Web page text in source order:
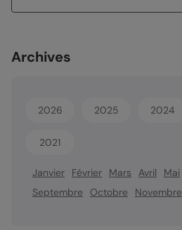
Archives
2026 2025 2024
2021
Janvier Février Mars Avril Mai
Septembre
Octobre Novembre